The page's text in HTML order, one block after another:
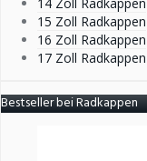
15 Zoll Radkappen
16 Zoll Radkappen
17 Zoll Radkappen
Bestseller bei Radkappen